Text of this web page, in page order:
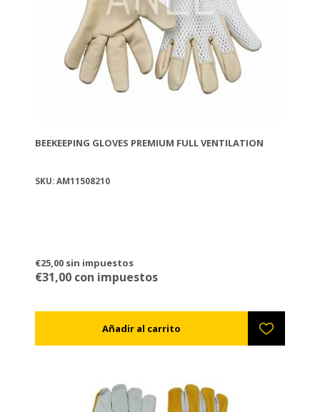
BEEKEEPING GLOVES PREMIUM FULL VENTILATION
SKU: AM11508210
€25,00 sin impuestos
€31,00 con impuestos